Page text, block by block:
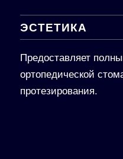
ЭСТЕТИКА
Предоставляет
ортопедической
протезирования.